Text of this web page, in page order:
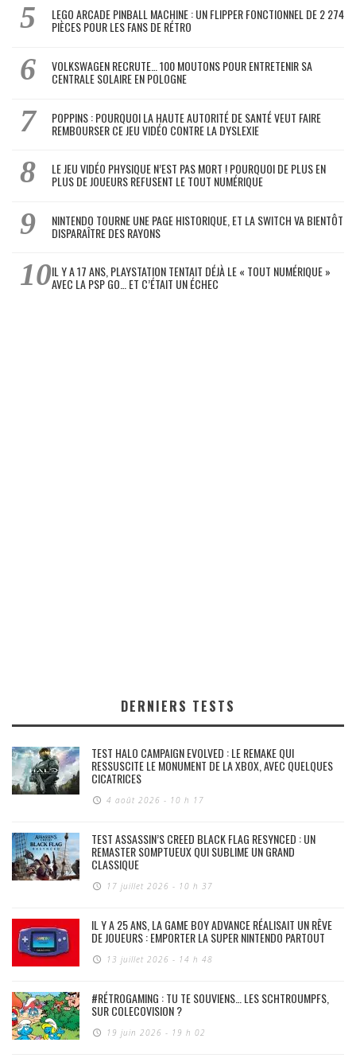
LEGO ARCADE PINBALL MACHINE : UN FLIPPER FONCTIONNEL DE 2 274
PIÈCES POUR LES FANS DE RÉTRO
VOLKSWAGEN RECRUTE… 100 MOUTONS POUR ENTRETENIR SA
CENTRALE SOLAIRE EN POLOGNE
POPPINS : POURQUOI LA HAUTE AUTORITÉ DE SANTÉ VEUT FAIRE
REMBOURSER CE JEU VIDÉO CONTRE LA DYSLEXIE
LE JEU VIDÉO PHYSIQUE N’EST PAS MORT ! POURQUOI DE PLUS EN
PLUS DE JOUEURS REFUSENT LE TOUT NUMÉRIQUE
NINTENDO TOURNE UNE PAGE HISTORIQUE, ET LA SWITCH VA BIENTÔT
DISPARAÎTRE DES RAYONS
IL Y A 17 ANS, PLAYSTATION TENTAIT DÉJÀ LE « TOUT NUMÉRIQUE »
AVEC LA PSP GO… ET C’ÉTAIT UN ÉCHEC
DERNIERS TESTS
TEST HALO CAMPAIGN EVOLVED : LE REMAKE QUI
RESSUSCITE LE MONUMENT DE LA XBOX, AVEC QUELQUES
CICATRICES
4 août 2026 - 10 h 17
TEST ASSASSIN’S CREED BLACK FLAG RESYNCED : UN
REMASTER SOMPTUEUX QUI SUBLIME UN GRAND
CLASSIQUE
17 juillet 2026 - 10 h 37
IL Y A 25 ANS, LA GAME BOY ADVANCE RÉALISAIT UN RÊVE
DE JOUEURS : EMPORTER LA SUPER NINTENDO PARTOUT
13 juillet 2026 - 14 h 48
#RÉTROGAMING : TU TE SOUVIENS… LES SCHTROUMPFS,
SUR COLECOVISION ?
19 juin 2026 - 19 h 02